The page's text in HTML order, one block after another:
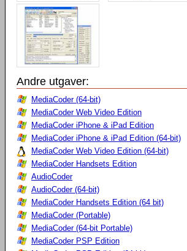
Andre utgaver:
MediaCoder (64-bit)
MediaCoder Web Video Edition
MediaCoder iPhone & iPad Edition
MediaCoder iPhone & iPad Edition (64-bit)
MediaCoder Web Video Edition (64-bit)
MediaCoder Handsets Edition
AudioCoder
AudioCoder (64-bit)
MediaCoder Handsets Edition (64 bit)
MediaCoder (Portable)
MediaCoder (64-bit Portable)
MediaCoder PSP Edition